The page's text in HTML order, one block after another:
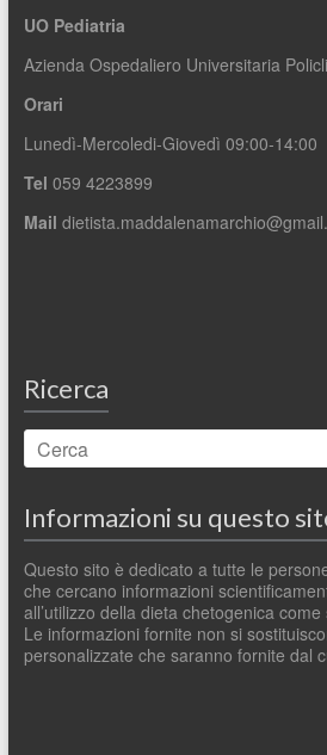
UO Pediatria
Azienda Ospedaliero Universitaria
Orari
Lunedì-Mercoledi-Giovedì 09:00-14:00
Tel 059 4223899
Mail
Ricerca
Informazioni su questo
Questo sito è dedicato a tutte le
che cercano informazioni
all’utilizzo della dieta chetogenica
Le informazioni fornite non si
personalizzate che saranno fornite dal